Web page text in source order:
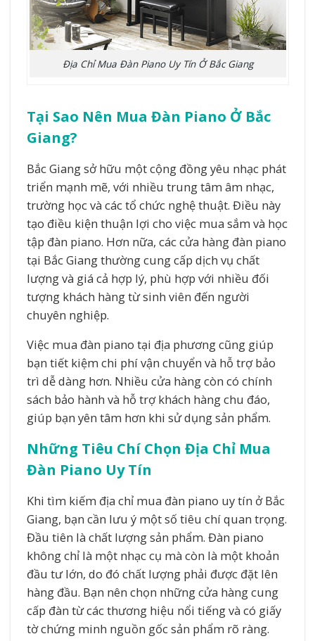
Địa Chỉ Mua Đàn Piano Uy Tín Ở Bắc Giang
Tại Sao Nên Mua Đàn Piano Ở Bắc
Giang?
Bắc Giang sở hữu một cộng đồng yêu nhạc phát
triển mạnh mẽ, với nhiều trung tâm âm nhạc,
trường học và các tổ chức nghệ thuật. Điều này
tạo điều kiện thuận lợi cho việc mua sắm và học
tập đàn piano. Hơn nữa, các cửa hàng đàn piano
tại Bắc Giang thường cung cấp dịch vụ chất
lượng và giá cả hợp lý, phù hợp với nhiều đối
tượng khách hàng từ sinh viên đến người
chuyên nghiệp.
Việc mua đàn piano tại địa phương cũng giúp
bạn tiết kiệm chi phí vận chuyển và hỗ trợ bảo
trì dễ dàng hơn. Nhiều cửa hàng còn có chính
sách bảo hành và hỗ trợ khách hàng chu đáo,
giúp bạn yên tâm hơn khi sử dụng sản phẩm.
Những Tiêu Chí Chọn Địa Chỉ Mua
Đàn Piano Uy Tín
Khi tìm kiếm địa chỉ mua đàn piano uy tín ở Bắc
Giang, bạn cần lưu ý một số tiêu chí quan trọng.
Đầu tiên là chất lượng sản phẩm. Đàn piano
không chỉ là một nhạc cụ mà còn là một khoản
đầu tư lớn, do đó chất lượng phải được đặt lên
hàng đầu. Bạn nên chọn những cửa hàng cung
cấp đàn từ các thương hiệu nổi tiếng và có giấy
tờ chứng minh nguồn gốc sản phẩm rõ ràng.